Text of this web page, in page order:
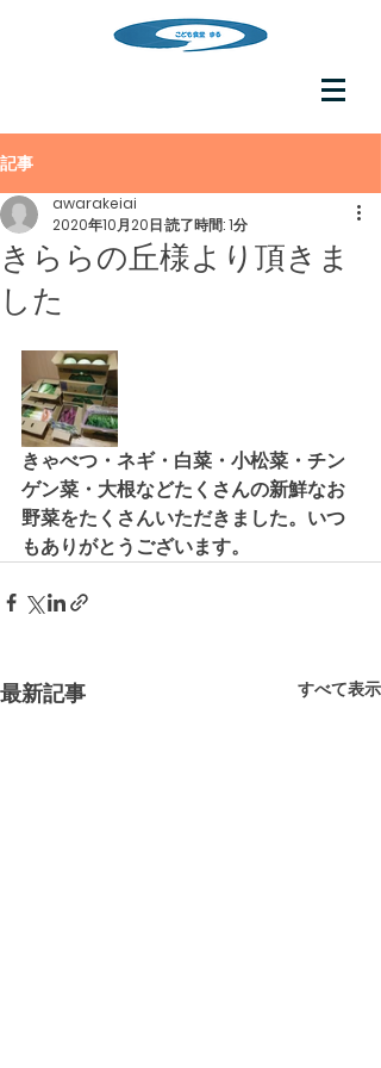
記事
きららの丘様より頂きま
した
awarakeiai
2020年10月20日読了時間: 1分
きゃべつ・ネギ・白菜・小松菜・チン
ゲン菜・大根などたくさんの新鮮なお
野菜をたくさんいただきました。いつ
もありがとうございます。
最新記事 すべて表示